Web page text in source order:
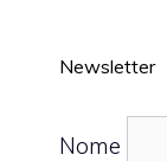
Newsletter
Nome